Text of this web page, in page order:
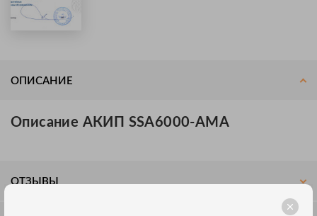
ОПИСАНИЕ
Описание АКИП SSA6000-AMA
ОТЗЫВЫ